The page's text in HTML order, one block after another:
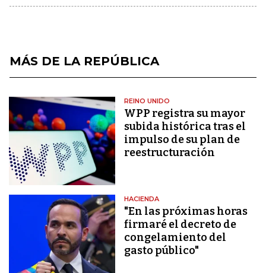
MÁS DE LA REPÚBLICA
REINO UNIDO
WPP registra su mayor
subida histórica tras el
impulso de su plan de
reestructuración
HACIENDA
"En las próximas horas
firmaré el decreto de
congelamiento del
gasto público"